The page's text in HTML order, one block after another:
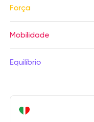
Força
Mobilidade
Equilíbrio